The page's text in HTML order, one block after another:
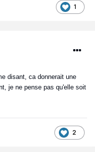
1
disant, ca donnerait une
je ne pense pas qu'elle soit
2